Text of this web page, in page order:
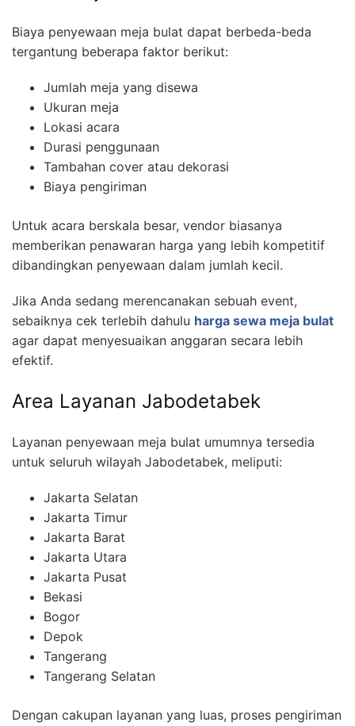
Biaya penyewaan meja bulat dapat berbeda-beda
tergantung beberapa faktor berikut:
Jumlah meja yang disewa
Ukuran meja
Lokasi acara
Durasi penggunaan
Tambahan cover atau dekorasi
Biaya pengiriman
Untuk acara berskala besar, vendor biasanya
memberikan penawaran harga yang lebih kompetitif
dibandingkan penyewaan dalam jumlah kecil.
Jika Anda sedang merencanakan sebuah event,
sebaiknya cek terlebih dahulu harga sewa meja bulat
agar dapat menyesuaikan anggaran secara lebih
efektif.
Area Layanan Jabodetabek
Layanan penyewaan meja bulat umumnya tersedia
untuk seluruh wilayah Jabodetabek, meliputi:
Jakarta Selatan
Jakarta Timur
Jakarta Barat
Jakarta Utara
Jakarta Pusat
Bekasi
Bogor
Depok
Tangerang
Tangerang Selatan
Dengan cakupan layanan yang luas, proses pengiriman